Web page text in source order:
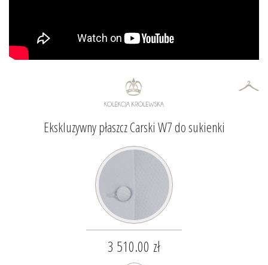
Ekskluzywny płaszcz Carski W7 do sukienki
3 510.00 zł